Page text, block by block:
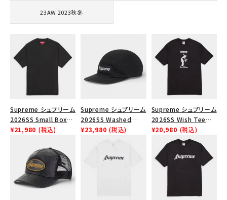
キャップ・ハット
バックパック・リュック
その他バッグ類
パンツ・ショーツ
アクセサリー
COLLABORATION BRAND
SEASON
23AW 2023秋冬
Supreme シュプリーム
2026SS Small Box
Tee スモールボックス
¥21,980 (税込)
Supreme シュプリーム
2026SS Washed
Chino Twill Camp
ブラック
¥23,980 (税込)
Supreme シュプリーム
2026SS Wish Tee
ウィッシュTシャツ ブ
¥20,980 (税込)